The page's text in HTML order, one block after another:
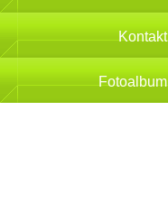
Kontakt
Fotoalbum